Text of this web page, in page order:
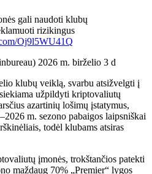
gali naudoti klubų
rizikingus
Oj9l5WU41Q
2026 m. birželio 3 d
klubų veiklą, svarbu atsižvelgti į
užpildyti kriptovaliutų
azartinių lošimų įstatymus,
m. sezono pabaigos laipsniškai
todėl klubams atsiras
įmonės, trokštančios patekti
maždaug 70% „Premier“ lygos